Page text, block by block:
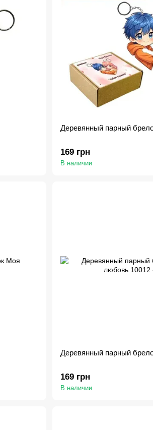
Деревянный парный
169 грн
В наличии
Деревянный парный
169 грн
В наличии